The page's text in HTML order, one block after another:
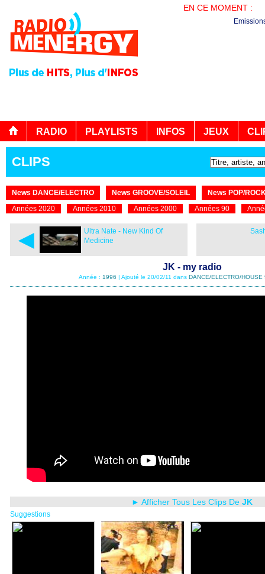
EN CE MOMENT :
RADIO PLAYLISTS INFOS JEUX
CLIPS
News DANCE/ELECTRO News GROOVE/SOLEIL
News POP/
Années 2020
Années 2010 Années 2000 Années 90
◄
Ultra Nate - New Kind Of
Medicine
JK - my radio
Année : 1996 | Ajouté le 20/02/11 dans DANCE/ELECTRO/HOUSE
► Afficher Tous Les Clips De JK
Suggestions